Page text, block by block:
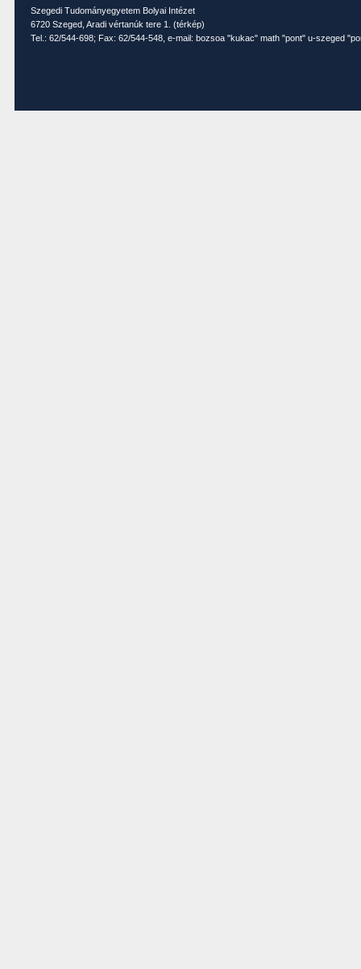
Szegedi Tudományegyetem Bolyai Intézet
6720 Szeged, Aradi vértanúk tere 1. (térkép)
Tel.: 62/544-698; Fax: 62/544-548, e-mail: bozsoa "kukac" math "pont" u-szeged